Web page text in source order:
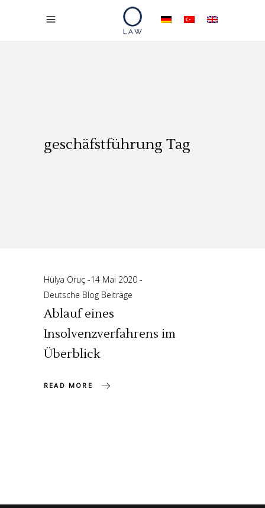
geschäfstführung Tag
Hülya Oruç 14 Mai 2020
Deutsche Blog Beiträge
Ablauf eines
Insolvenzverfahrens im
Überblick
READ MORE